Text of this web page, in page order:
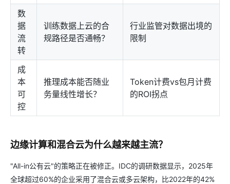
数
据
流
转
训练数据上云的合
规路径是否通畅？
行业监管对数据出境的
限制
成
本
可
控
推理成本能否随业
务量线性增长？
Token计费vs包月计费
的ROI拐点
边缘计算和混合云为什么越来越主流？
"All-in公有云"的策略正在被修正。IDC的调研数据显示，2025年
全球超过60%的企业采用了混合云或多云架构，比2022年的42%